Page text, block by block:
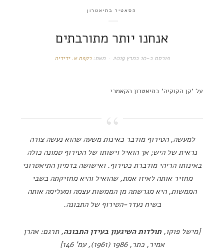
הסאטיר בתיאטרון
אנחנו יותר מתורבתים
פורסם ב-10 במרץ 2019 מאת:רקפת א. ידידיה
על 'קן הקוקיה' בתיאטרון הקאמרי
למעשה, הטירוף מודבר כאינות משעה שהוא נעשה צורה
נראית של היש; אך הואיל וישותו של הטירוף טמונה כולה
באינותו הריהי מודברת כטירוף. ואישושה בדמיון התיאטרוני
מחזיר אותה לאיזו אמת, שהואיל והיא מחזיקתה בשבי
הממשות, היא מגרשתה מן הממשות עצמה ומעלימה אותה
בשיח נעדר-הטירוף של התבונה.
[מישל פוקו,תולדות השיגעון בעידן התבונה, תרגם: אהרן
אמיר, כתר, 1986 (1961), עמ' 146]